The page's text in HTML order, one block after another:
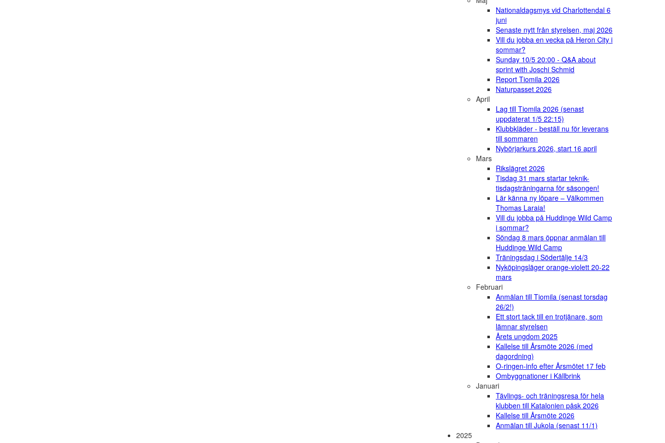
Nationaldagsmys vid Charlottendal 6
juni
Senaste nytt från styrelsen, maj 2026
Vill du jobba en vecka på Heron City i
sommar?
Sunday 10/5 20:00 - Q&A about
sprint with Joschi Schmid
Report Tiomila 2026
Naturpasset 2026
April
Lag till Tiomila 2026 (senast
uppdaterat 1/5 22:15)
Klubbkläder - beställ nu för leverans
till sommaren
Nybörjarkurs 2026, start 16 april
Mars
Rikslägret 2026
Tisdag 31 mars startar teknik-
tisdagsträningarna för säsongen!
Lär känna ny löpare – Välkommen
Thomas Laraia!
Vill du jobba på Huddinge Wild Camp
i sommar?
Söndag 8 mars öppnar anmälan till
Huddinge Wild Camp
Träningsdag i Södertälje 14/3
Nyköpingsläger orange-violett 20-22
mars
Februari
Anmälan till Tiomila (senast torsdag
26/2!)
Ett stort tack till en trotjänare, som
lämnar styrelsen
Årets ungdom 2025
Kallelse till Årsmöte 2026 (med
dagordning)
O-ringen-info efter Årsmötet 17 feb
Ombyggnationer i Källbrink
Januari
Tävlings- och träningsresa för hela
klubben till Katalonien påsk 2026
Kallelse till Årsmöte 2026
Anmälan till Jukola (senast 11/1)
2025